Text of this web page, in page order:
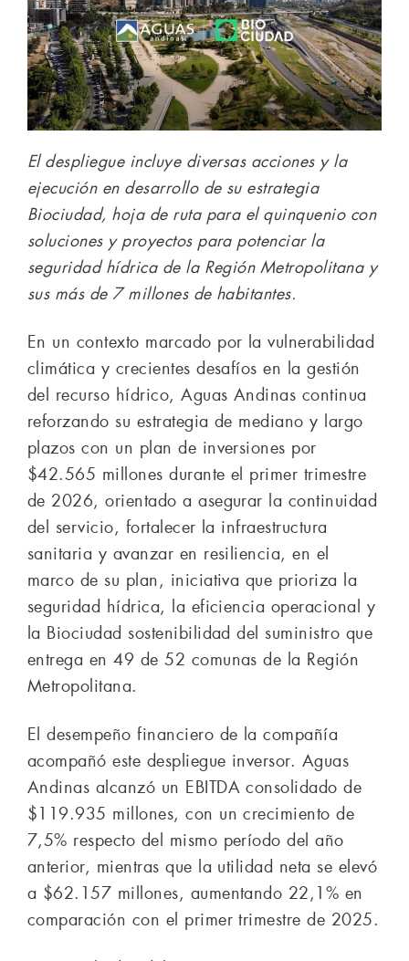
El despliegue incluye diversas acciones y la
ejecución en desarrollo de su estrategia
Biociudad, hoja de ruta para el quinquenio con
soluciones y proyectos para potenciar la
seguridad hídrica de la Región Metropolitana y
sus más de 7 millones de habitantes.
En un contexto marcado por la vulnerabilidad
climática y crecientes desafíos en la gestión
del recurso hídrico, Aguas Andinas continua
reforzando su estrategia de mediano y largo
plazos con un plan de inversiones por
$42.565 millones durante el primer trimestre
de 2026, orientado a asegurar la continuidad
del servicio, fortalecer la infraestructura
sanitaria y avanzar en resiliencia, en el
marco de su plan, iniciativa que prioriza la
seguridad hídrica, la eficiencia operacional y
la Biociudad sostenibilidad del suministro que
entrega en 49 de 52 comunas de la Región
Metropolitana.
El desempeño financiero de la compañía
acompañó este despliegue inversor. Aguas
Andinas alcanzó un EBITDA consolidado de
$119.935 millones, con un crecimiento de
7,5% respecto del mismo período del año
anterior, mientras que la utilidad neta se elevó
a $62.157 millones, aumentando 22,1% en
comparación con el primer trimestre de 2025.